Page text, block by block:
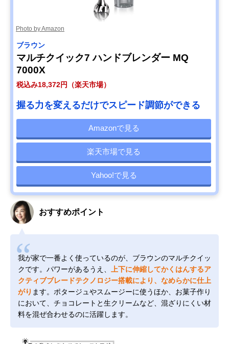
Photo by Amazon
ブラウン
マルチクイック7 ハンドブレンダー MQ
7000X
税込み18,372円（楽天市場）
握る力を変えるだけでスピード調節ができる
Amazonで見る
楽天市場で見る
Yahoo!で見る
おすすめポイント
我が家で一番よく使っているのが、ブラウンのマルチクイッ
クです。パワーがあるうえ、
上下に伸縮してかくはんするア
クティブブレードテクノロジー搭載により、なめらかに仕上
がり ます。ポタージュやスムージーに使うほか、お菓子作り
において、チョコレートと生クリームなど、混ざりにくい材
料を混ぜ合わせるのに活躍します。